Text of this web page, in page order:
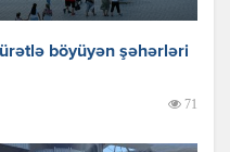
böyüyən şəhərləri
71